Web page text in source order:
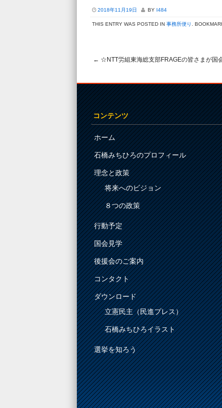
2018年11月19日 BY I484
THIS ENTRY WAS POSTED IN 事務所便り .
← ☆NTT労組東海総支部FRAGEの皆さまが国
コンテンツ
ホーム
石橋みちひろのプロフィール
理念と政策
将来へのビジョン
８つの政策
行動予定
国会見学
後援会のご案内
コンタクト
ダウンロード
立憲民主（民進プレス）
石橋みちひろイラスト
選挙を知ろう